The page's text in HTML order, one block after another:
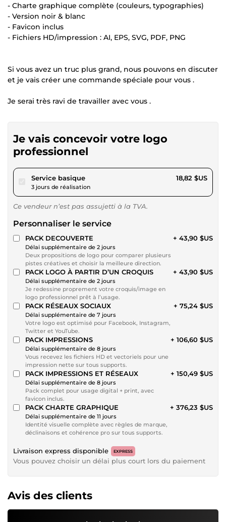
- Charte graphique complète (couleurs, typographies)
- Version noir & blanc
- Favicon inclus
- Fichiers HD/impression : AI, EPS, SVG, PDF, PNG
Si vous avez un truc plus grand, nous pouvons en discuter
et je vais créer une commande spéciale pour vous .
Je serai très ravi de travailler avec vous .
Je vais concevoir votre logo
professionnel
Service basiquepour 17,34 $US
3 jours de réalisation
18,82 $US
Ce vendeur n’est pas assujetti à la TVA.
Personnaliser le service
PACK DECOUVERTE
Délai supplémentaire de 2 jours
Deux propositions de logo pour comparer plusieurs
pistes créatives et choisir la meilleure direction.
+ 43,90 $US
PACK LOGO À PARTIR D’UN CROQUIS
Délai supplémentaire de 2 jours
Je redessine proprement votre croquis/image en
logo professionnel prêt à l’usage.
+ 43,90 $US
PACK RÉSEAUX SOCIAUX
Délai supplémentaire de 7 jours
Votre logo est optimisé pour Facebook, Instagram,
Twitter et YouTube.
+ 75,24 $US
PACK IMPRESSIONS
Délai supplémentaire de 8 jours
Vous recevez les fichiers HD et vectoriels pour une
impression nette sur tous supports.
+ 106,60 $US
PACK IMPRESSIONS ET RÉSEAUX
Délai supplémentaire de 8 jours
Pack complet pour usage digital + print, avec
favicon inclus.
+ 150,49 $US
PACK CHARTE GRAPHIQUE
Délai supplémentaire de 11 jours
Identité visuelle complète avec règles de marque,
déclinaisons et cohérence pro sur tous supports.
+ 376,23 $US
Livraison express disponible EXPRESS
Vous pouvez choisir un délai plus court lors du paiement
Avis des clients